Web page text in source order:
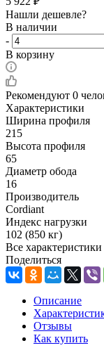
Нашли дешевле?
В наличии
-
В корзину
Рекомендуют 0
Характеристики
Ширина профиля
215
Высота профиля
65
Диаметр обода
16
Производитель
Cordiant
Индекс нагрузки
102 (850 кг)
Все характеристики
Поделиться
Описание
Отзывы
Как купить